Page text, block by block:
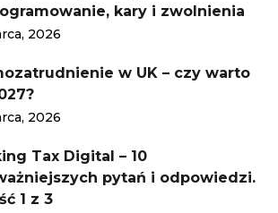
kary i zwolnienia
2026
w UK – czy warto
2026
Tax Digital – 10
pytań i odpowiedzi.
1 z 3